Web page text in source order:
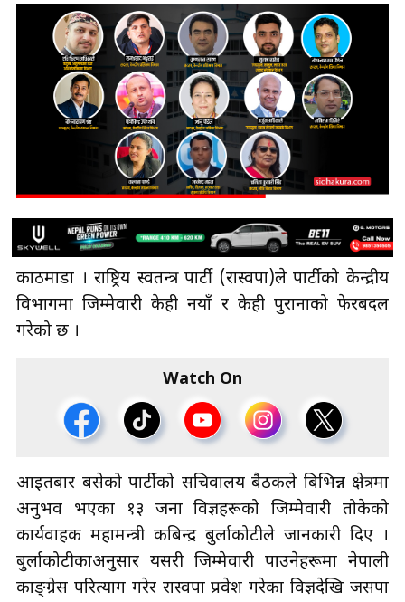
काठमाडौँ । राष्ट्रिय स्वतन्त्र पार्टी (रास्वपा)ले पार्टीको केन्द्रीय
विभागमा जिम्मेवारी केही नयाँ र केही पुरानाको फेरबदल
गरेको छ ।
Watch On
आइतबार बसेको पार्टीको सचिवालय बैठकले बिभिन्न क्षेत्रमा
अनुभव भएका १३ जना विज्ञहरूको जिम्मेवारी तोकेको
कार्यवाहक महामन्त्री कबिन्द्र बुर्लाकोटीले जानकारी दिए ।
बुर्लाकोटीकाअनुसार यसरी जिम्मेवारी पाउनेहरूमा नेपाली
काङ्ग्रेस परित्याग गरेर रास्वपा प्रवेश गरेका विज्ञदेखि जसपा